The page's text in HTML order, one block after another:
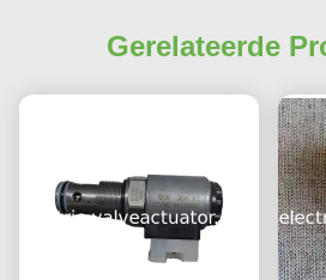
Gerelateerde